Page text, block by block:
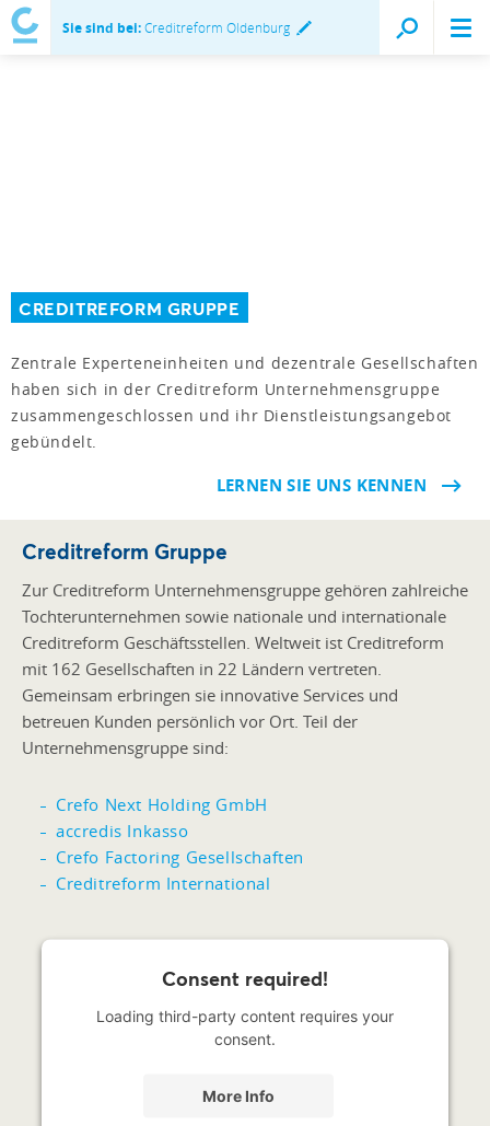
Sie sind bei:Creditreform Oldenburg
CREDITREFORM GRUPPE
Zentrale Experteneinheiten und dezentrale Gesellschaften
haben sich in der Creditreform Unternehmensgruppe
zusammengeschlossen und ihr Dienstleistungsangebot
gebündelt.
LERNEN SIE UNS KENNEN
Creditreform Gruppe
Zur Creditreform Unternehmensgruppe gehören zahlreiche
Tochterunternehmen sowie nationale und internationale
Creditreform Geschäftsstellen. Weltweit ist Creditreform
mit 162 Gesellschaften in 22 Ländern vertreten.
Gemeinsam erbringen sie innovative Services und
betreuen Kunden persönlich vor Ort. Teil der
Unternehmensgruppe sind:
Crefo Next Holding GmbH
accredis Inkasso
Crefo Factoring Gesellschaften
Creditreform International
Consent required!
Loading third-party content requires your
consent.
More Info